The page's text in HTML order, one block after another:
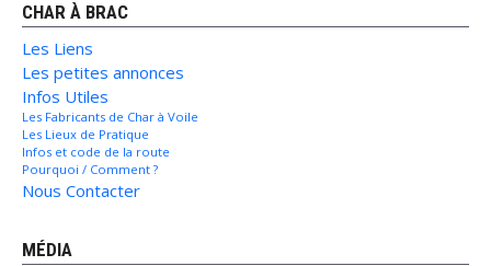
CHAR À BRAC
Les Liens
Les petites annonces
Infos Utiles
Les Fabricants de Char à Voile
Les Lieux de Pratique
Infos et code de la route
Pourquoi / Comment ?
Nous Contacter
MÉDIA